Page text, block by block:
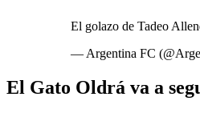
El golazo de Tadeo
— Argentina FC
El Gato Oldrá va a